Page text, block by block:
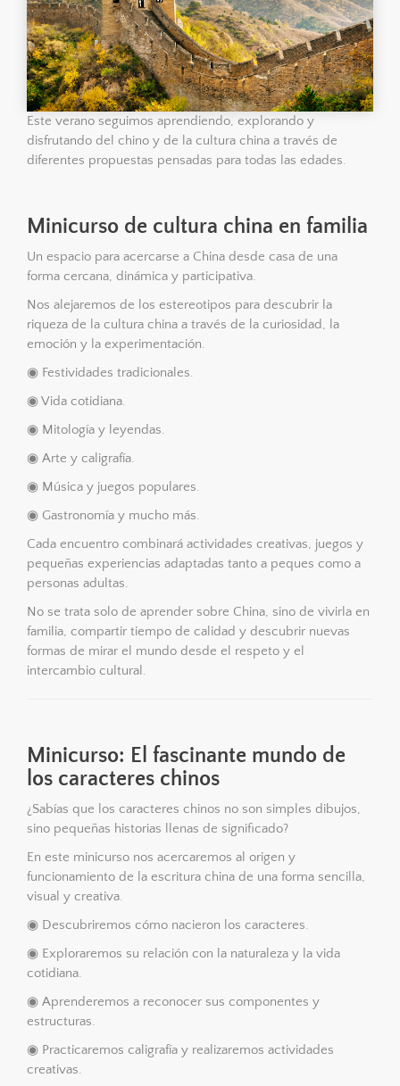
Este verano seguimos aprendiendo, explorando y
disfrutando del chino y de la cultura china a través de
diferentes propuestas pensadas para todas las edades.
Minicurso de cultura china en familia
Un espacio para acercarse a China desde casa de una
forma cercana, dinámica y participativa.
Nos alejaremos de los estereotipos para descubrir la
riqueza de la cultura china a través de la curiosidad, la
emoción y la experimentación.
◉ Festividades tradicionales.
◉ Vida cotidiana.
◉ Mitología y leyendas.
◉ Arte y caligrafía.
◉ Música y juegos populares.
◉ Gastronomía y mucho más.
Cada encuentro combinará actividades creativas, juegos y
pequeñas experiencias adaptadas tanto a peques como a
personas adultas.
No se trata solo de aprender sobre China, sino de vivirla en
familia, compartir tiempo de calidad y descubrir nuevas
formas de mirar el mundo desde el respeto y el
intercambio cultural.
Minicurso: El fascinante mundo de
los caracteres chinos
¿Sabías que los caracteres chinos no son simples dibujos,
sino pequeñas historias llenas de significado?
En este minicurso nos acercaremos al origen y
funcionamiento de la escritura china de una forma sencilla,
visual y creativa.
◉ Descubriremos cómo nacieron los caracteres.
◉ Exploraremos su relación con la naturaleza y la vida
cotidiana.
◉ Aprenderemos a reconocer sus componentes y
estructuras.
◉ Practicaremos caligrafía y realizaremos actividades
creativas.